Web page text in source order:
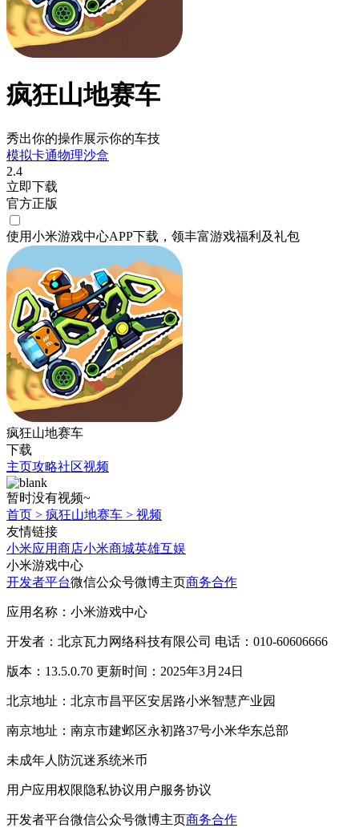
疯狂山地赛车
秀出你的操作展示你的车技
模拟卡通物理沙盒
2.4
立即下载
官方正版
使用小米游戏中心APP下载 ，领丰富游戏福利 及礼包
疯狂山地赛车
下载
主页攻略社区视频
暂时没有视频~
首页 > 疯狂山地赛车 > 视频
友情链接
小米应用商店小米商城英雄互娱
小米游戏中心
开发者平台微信公众号微博主页商务合作
应用名称：小米游戏中心
开发者：北京瓦力网络科技有限公司 电话：010-60606666
版本：13.5.0.70 更新时间：2025年3月24日
北京地址：北京市昌平区安居路小米智慧产业园
南京地址：南京市建邺区永初路37号小米华东总部
未成年人防沉迷系统米币
用户应用权限隐私协议用户服务协议
开发者平台微信公众号微博主页商务合作